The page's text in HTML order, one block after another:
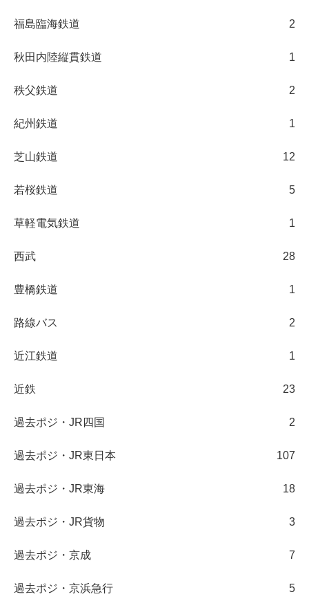
福島臨海鉄道 2
秋田内陸縦貫鉄道 1
秩父鉄道 2
紀州鉄道 1
芝山鉄道 12
若桜鉄道 5
草軽電気鉄道 1
西武 28
豊橋鉄道 1
路線バス 2
近江鉄道 1
近鉄 23
過去ポジ・JR四国 2
過去ポジ・JR東日本 107
過去ポジ・JR東海 18
過去ポジ・JR貨物 3
過去ポジ・京成 7
過去ポジ・京浜急行 5